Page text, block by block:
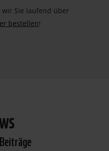
Sie laufend über
bestellen!